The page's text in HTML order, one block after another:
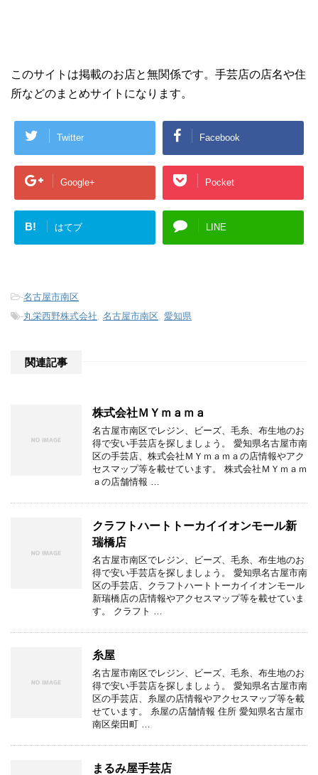
このサイトは掲載のお店と無関係です。手芸店の店名や住
所などのまとめサイトになります。
Twitter Facebook
Google+ Pocket
B! はてブ LINE
-名古屋市南区
-丸栄西野株式会社 名古屋市南区 愛知県
関連記事
株式会社ＭＹｍａｍａ
名古屋市南区でレジン、ビーズ、毛糸、布生地のお
得で安い手芸店を探しましょう。 愛知県名古屋市南
区の手芸店、株式会社ＭＹｍａｍａの店情報やアク
セスマップ等を載せています。 株式会社ＭＹｍａｍ
ａの店舗情報 …
クラフトハートトーカイイオンモール新
瑞橋店
名古屋市南区でレジン、ビーズ、毛糸、布生地のお
得で安い手芸店を探しましょう。 愛知県名古屋市南
区の手芸店、クラフトハートトーカイイオンモール
新瑞橋店の店情報やアクセスマップ等を載せていま
す。 クラフト …
糸屋
名古屋市南区でレジン、ビーズ、毛糸、布生地のお
得で安い手芸店を探しましょう。 愛知県名古屋市南
区の手芸店、糸屋の店情報やアクセスマップ等を載
せています。 糸屋の店舗情報 住所 愛知県名古屋市
南区柴田町 …
まるみ屋手芸店